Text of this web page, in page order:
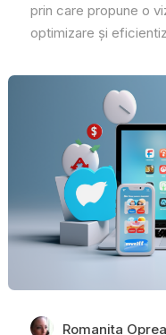
prin care propune o
optimizare și
Romanita Oprea